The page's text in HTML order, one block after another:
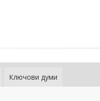
Ключови думи